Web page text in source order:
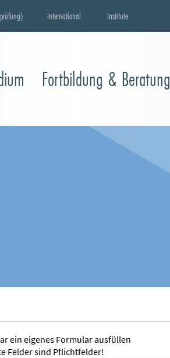
International Institute
Fortbildung & Beratung
ein eigenes Formular ausfüllen
Felder sind Pflichtfelder!